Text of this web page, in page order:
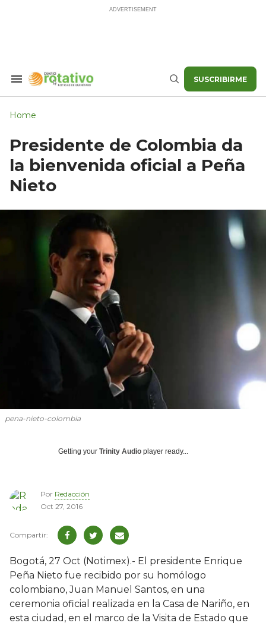
Search
Buscar SUSCRIBIRME
Home
Presidente de Colombia da
la bienvenida oficial a Peña
Nieto
pena-nieto-colombia
Getting your Trinity Audio player ready...
Por Redacción
Oct 27, 2016
Bogotá, 27 Oct (Notimex).- El presidente Enrique
Peña Nieto fue recibido por su homólogo
colombiano, Juan Manuel Santos, en una
ceremonia oficial realizada en la Casa de Nariño, en
esta ciudad, en el marco de la Visita de Estado que